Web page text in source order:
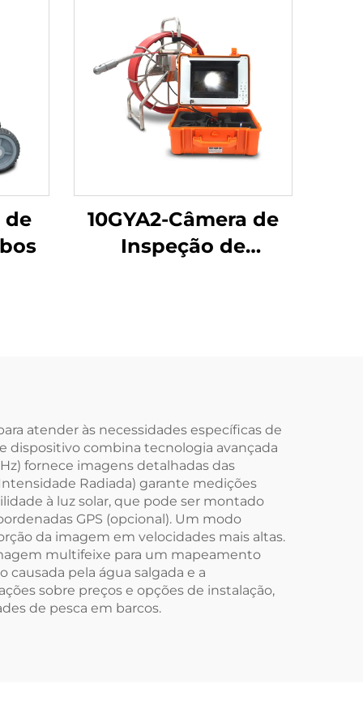
de
10GYA2-Câmera de
Inspeção de
atender às necessidades específicas de
dispositivo combina tecnologia avançada
fornece imagens detalhadas das
Radiada) garante medições
à luz solar, que pode ser montado
GPS (opcional). Um modo
da imagem em velocidades mais altas.
multifeixe para um mapeamento
pela água salgada e a
sobre preços e opções de instalação,
de pesca em barcos.